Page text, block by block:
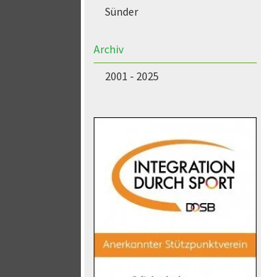
Sünder
Archiv
2001 - 2025